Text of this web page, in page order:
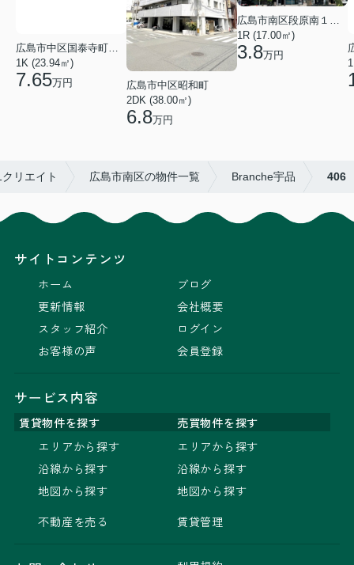
広島市中区国泰寺町２丁目
1K (23.94㎡)
7.65万円
広島市中区昭和町
2DK (38.00㎡)
6.8万円
広島市南区段原南１丁目
1R (17.00㎡)
3.8万円
リエイト 広島市南区の物件一覧 Branche宇品 406
サイトコンテンツ
ホーム
更新情報
スタッフ紹介
お客様の声
ブログ
会社概要
ログイン
会員登録
サービス内容
賃貸物件を探す
売買物件を探す
エリアから探す
沿線から探す
地図から探す
不動産を売る
エリアから探す
沿線から探す
地図から探す
賃貸管理